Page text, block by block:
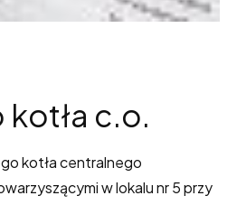
c.o.
kotła centralnego
w lokalu nr 5 przy